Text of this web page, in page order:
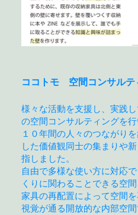
ココトモ 空間コンサルテ
様々な活動を支援し、実践
の空間コンサルティングを行
１０年間の人々のつながり
した価値観同士の集まりや
指しました。
自由で多様な使い方に対応
くりに関わることできる空
家具の再配置によって空間を
視覚が通る開放的な内部空間